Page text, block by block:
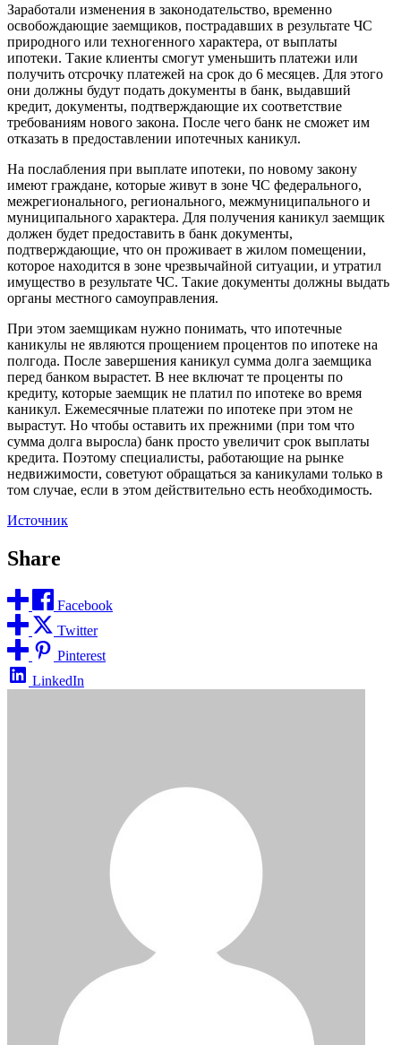
Заработали изменения в законодательство, временно
освобождающие заемщиков, пострадавших в результате ЧС
природного или техногенного характера, от выплаты
ипотеки. Такие клиенты смогут уменьшить платежи или
получить отсрочку платежей на срок до 6 месяцев. Для этого
они должны будут подать документы в банк, выдавший
кредит, документы, подтверждающие их соответствие
требованиям нового закона. После чего банк не сможет им
отказать в предоставлении ипотечных каникул.
На послабления при выплате ипотеки, по новому закону
имеют граждане, которые живут в зоне ЧС федерального,
межрегионального, регионального, межмуниципального и
муниципального характера. Для получения каникул заемщик
должен будет предоставить в банк документы,
подтверждающие, что он проживает в жилом помещении,
которое находится в зоне чрезвычайной ситуации, и утратил
имущество в результате ЧС. Такие документы должны выдать
органы местного самоуправления.
При этом заемщикам нужно понимать, что ипотечные
каникулы не являются прощением процентов по ипотеке на
полгода. После завершения каникул сумма долга заемщика
перед банком вырастет. В нее включат те проценты по
кредиту, которые заемщик не платил по ипотеке во время
каникул. Ежемесячные платежи по ипотеке при этом не
вырастут. Но чтобы оставить их прежними (при том что
сумма долга выросла) банк просто увеличит срок выплаты
кредита. Поэтому специалисты, работающие на рынке
недвижимости, советуют обращаться за каникулами только в
том случае, если в этом действительно есть необходимость.
Источник
Share
Facebook
Twitter
Pinterest
LinkedIn